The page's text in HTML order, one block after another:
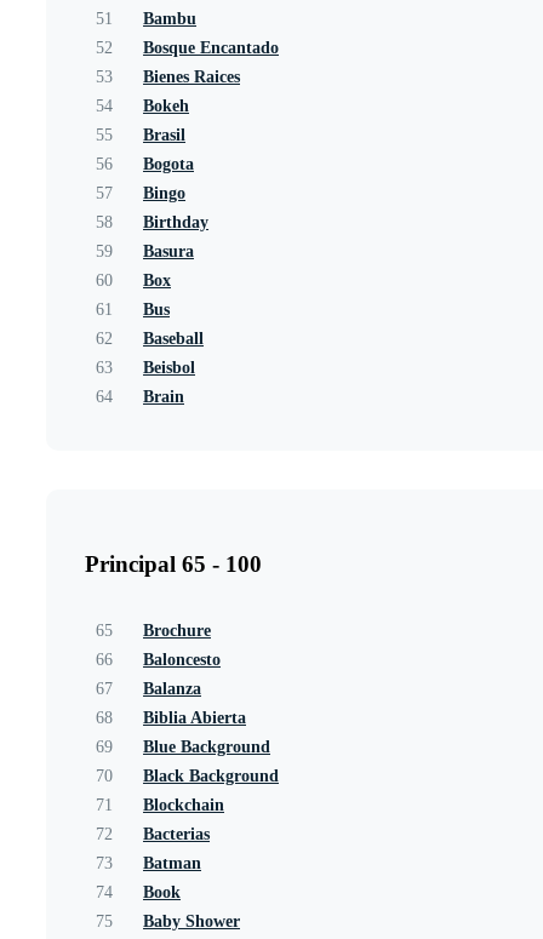
51
Bambu
52
Bosque Encantado
53
Bienes Raices
54
Bokeh
55
Brasil
56
Bogota
57
Bingo
58
Birthday
59
Basura
60
Box
61
Bus
62
Baseball
63
Beisbol
64
Brain
Principal 65 - 100
65
Brochure
66
Baloncesto
67
Balanza
68
Biblia Abierta
69
Blue Background
70
Black Background
71
Blockchain
72
Bacterias
73
Batman
74
Book
75
Baby Shower